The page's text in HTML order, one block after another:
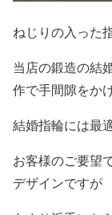
ねじりの入った
当店の鍛造の結
作で手間隙をか
結婚指輪には最
お客様のご要望
デザインですが